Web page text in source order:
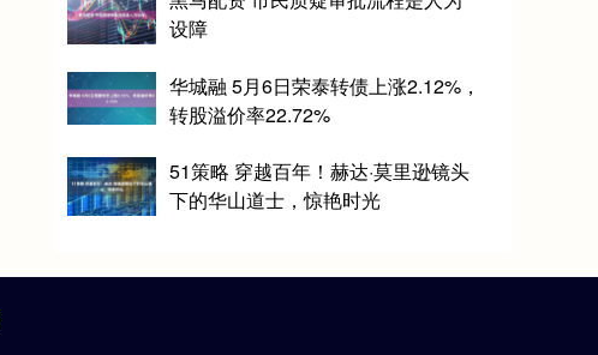
设障
华城融 5月6日荣泰转债上涨2.12%，
转股溢价率22.72%
51策略 穿越百年！赫达·莫里逊镜头
下的华山道士，惊艳时光